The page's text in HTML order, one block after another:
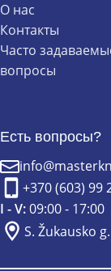
О нас
Контакты
Часто
вопросы
Есть вопросы?
+370 (603) 99
I - V:09:00 - 17:00
S. Žukausko